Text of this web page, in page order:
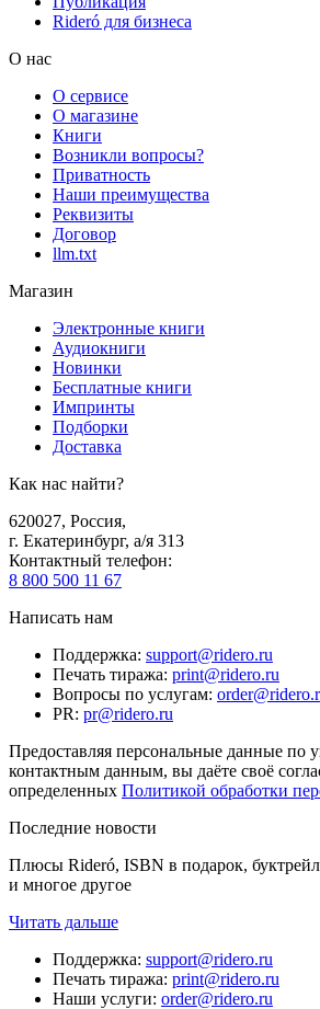
Rideró для бизнеса
О нас
О сервисе
О магазине
Книги
Возникли вопросы?
Приватность
Наши преимущества
Реквизиты
Договор
llm.txt
Магазин
Электронные книги
Аудиокниги
Новинки
Бесплатные книги
Импринты
Подборки
Доставка
Как нас найти?
620027, Россия,
г. Екатеринбург, а/я 313
Контактный телефон:
8 800 500 11 67
Написать нам
Поддержка: support@ridero.ru
Печать тиража: print@ridero.ru
Вопросы по услугам:
PR: pr@ridero.ru
Предоставляя персональные данные по
контактным данным, вы даёте своё
определенных Политикой обработки
Последние новости
Плюсы Rideró, ISBN в подарок,
и многое другое
Читать дальше
Поддержка: support@ridero.ru
Печать тиража: print@ridero.ru
Наши услуги: order@ridero.ru